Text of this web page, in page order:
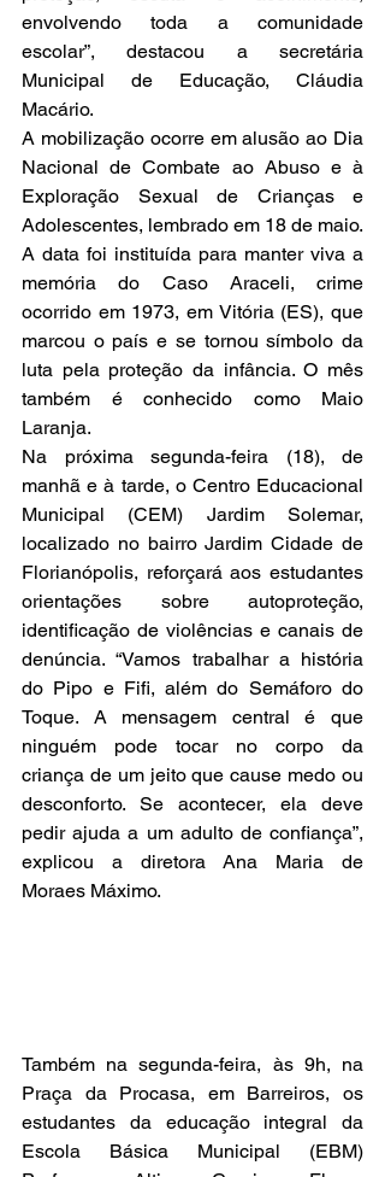
envolvendo toda a comunidade
escolar”, destacou a secretária
Municipal de Educação, Cláudia
Macário.
A mobilização ocorre em alusão ao Dia
Nacional de Combate ao Abuso e à
Exploração Sexual de Crianças e
Adolescentes, lembrado em 18 de maio.
A data foi instituída para manter viva a
memória do Caso Araceli, crime
ocorrido em 1973, em Vitória (ES), que
marcou o país e se tornou símbolo da
luta pela proteção da infância. O mês
também é conhecido como Maio
Laranja.
Na próxima segunda-feira (18), de
manhã e à tarde, o Centro Educacional
Municipal (CEM) Jardim Solemar,
localizado no bairro Jardim Cidade de
Florianópolis, reforçará aos estudantes
orientações sobre autoproteção,
identificação de violências e canais de
denúncia. “Vamos trabalhar a história
do Pipo e Fifi, além do Semáforo do
Toque. A mensagem central é que
ninguém pode tocar no corpo da
criança de um jeito que cause medo ou
desconforto. Se acontecer, ela deve
pedir ajuda a um adulto de confiança”,
explicou a diretora Ana Maria de
Moraes Máximo.
Também na segunda-feira, às 9h, na
Praça da Procasa, em Barreiros, os
estudantes da educação integral da
Escola Básica Municipal (EBM)